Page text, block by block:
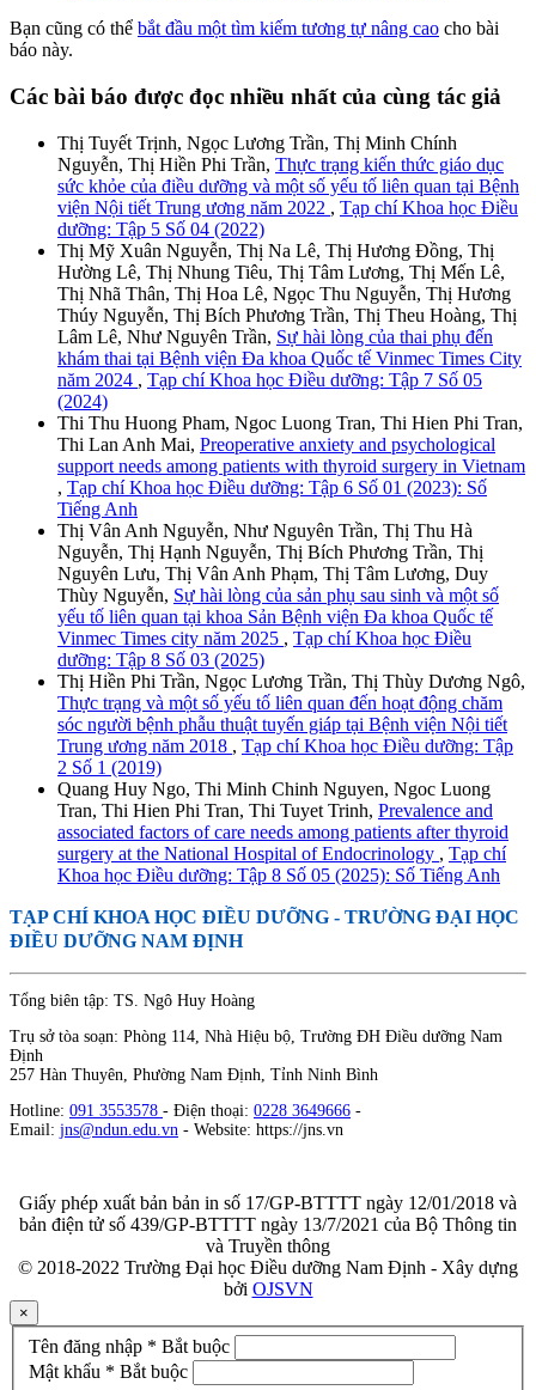
Bạn cũng có thể bắt đầu một tìm kiếm tương tự nâng cao cho bài
báo này.
Các bài báo được đọc nhiều nhất của cùng tác giả
Thị Tuyết Trịnh, Ngọc Lương Trần, Thị Minh Chính
Nguyễn, Thị Hiền Phi Trần, Thực trạng kiến thức giáo dục
sức khỏe của điều dưỡng và một số yếu tố liên quan tại Bệnh
viện Nội tiết Trung ương năm 2022 , Tạp chí Khoa học Điều
dưỡng: Tập 5 Số 04 (2022)
Thị Mỹ Xuân Nguyễn, Thị Na Lê, Thị Hương Đồng, Thị
Hường Lê, Thị Nhung Tiêu, Thị Tâm Lương, Thị Mến Lê,
Thị Nhã Thân, Thị Hoa Lê, Ngọc Thu Nguyễn, Thị Hương
Thúy Nguyễn, Thị Bích Phương Trần, Thị Theu Hoàng, Thị
Lâm Lê, Như Nguyên Trần, Sự hài lòng của thai phụ đến
khám thai tại Bệnh viện Đa khoa Quốc tế Vinmec Times City
năm 2024 , Tạp chí Khoa học Điều dưỡng: Tập 7 Số 05
(2024)
Thi Thu Huong Pham, Ngoc Luong Tran, Thi Hien Phi Tran,
Thi Lan Anh Mai, Preoperative anxiety and psychological
support needs among patients with thyroid surgery in Vietnam
, Tạp chí Khoa học Điều dưỡng: Tập 6 Số 01 (2023): Số
Tiếng Anh
Thị Vân Anh Nguyễn, Như Nguyên Trần, Thị Thu Hà
Nguyễn, Thị Hạnh Nguyễn, Thị Bích Phương Trần, Thị
Nguyên Lưu, Thị Vân Anh Phạm, Thị Tâm Lương, Duy
Thùy Nguyễn, Sự hài lòng của sản phụ sau sinh và một số
yếu tố liên quan tại khoa Sản Bệnh viện Đa khoa Quốc tế
Vinmec Times city năm 2025 , Tạp chí Khoa học Điều
dưỡng: Tập 8 Số 03 (2025)
Thị Hiền Phi Trần, Ngọc Lương Trần, Thị Thùy Dương Ngô,
Thực trạng và một số yếu tố liên quan đến hoạt động chăm
sóc người bệnh phẫu thuật tuyến giáp tại Bệnh viện Nội tiết
Trung ương năm 2018 , Tạp chí Khoa học Điều dưỡng: Tập
2 Số 1 (2019)
Quang Huy Ngo, Thi Minh Chinh Nguyen, Ngoc Luong
Tran, Thi Hien Phi Tran, Thi Tuyet Trinh, Prevalence and
associated factors of care needs among patients after thyroid
surgery at the National Hospital of Endocrinology , Tạp chí
Khoa học Điều dưỡng: Tập 8 Số 05 (2025): Số Tiếng Anh
TẠP CHÍ KHOA HỌC ĐIỀU DƯỠNG - TRƯỜNG ĐẠI HỌC
ĐIỀU DƯỠNG NAM ĐỊNH
Tổng biên tập: TS. Ngô Huy Hoàng
Trụ sở tòa soạn: Phòng 114, Nhà Hiệu bộ, Trường ĐH Điều dưỡng Nam
Định
257 Hàn Thuyên, Phường Nam Định, Tỉnh Ninh Bình
Hotline: 091 3553578 - Điện thoại: 0228 3649666 -
Email: jns@ndun.edu.vn - Website: https://jns.vn
Giấy phép xuất bản bản in số 17/GP-BTTTT ngày 12/01/2018 và
bản điện tử số 439/GP-BTTTT ngày 13/7/2021 của Bộ Thông tin
và Truyền thông
© 2018-2022 Trường Đại học Điều dưỡng Nam Định - Xây dựng
bởi OJSVN
×
Tên đăng nhập * Bắt buộc
Mật khẩu * Bắt buộc